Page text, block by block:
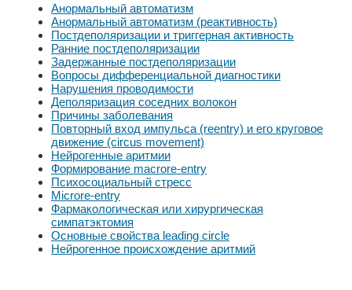
Анормальный автоматизм
Анормальный автоматизм (реактивность)
Постдеполяризации и триггерная активность
Ранние постдеполяризации
Задержанные постдеполяризации
Вопросы дифференциальной диагностики
Нарушения проводимости
Деполяризация соседних волокон
Причины заболевания
Повторный вход импульса (reentry) и его круговое
движение (circus movement)
Нейрогенные аритмии
Формирование macrore-entry
Психосоциальный стресс
Microre-entry
Фармакологическая или хирургическая
симпатэктомия
Основные свойства leading circle
Нейрогенное происхождение аритмий